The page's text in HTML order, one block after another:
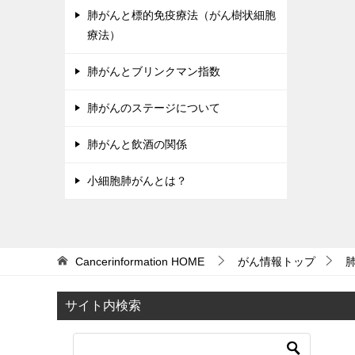
肺がんと標的免疫療法（がん樹状細胞
療法）
肺がんとブリンクマン指数
肺がんのステージについて
肺がんと飲酒の関係
小細胞肺がんとは？
Cancerinformation HOME がん情報トップ
サイト内検索